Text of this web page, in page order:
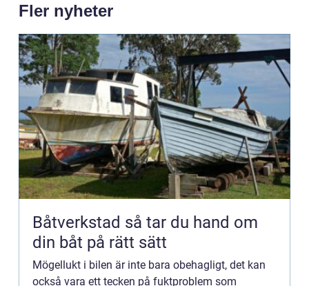
Fler nyheter
Båtverkstad så tar du hand om
din båt på rätt sätt
Mögellukt i bilen är inte bara obehagligt, det kan
också vara ett tecken på fuktproblem som